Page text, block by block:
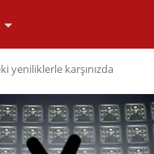
yeniliklerle karşınızda